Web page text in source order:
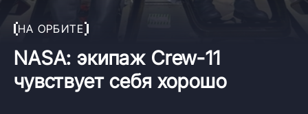
НА ОРБИТЕ
NASA: экипаж Crew-11
чувствует себя хорошо